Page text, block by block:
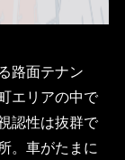
路面テナン
エリアの中で
認性は抜群で
。車がたまに